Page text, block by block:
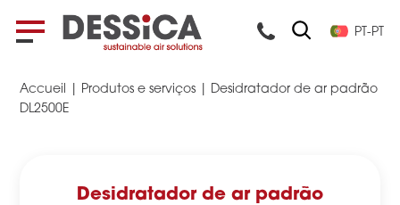
PT-PT
Accueil Produtos e serviços
Desidratador de ar padrão
DL2500E
Desidratador de ar padrão